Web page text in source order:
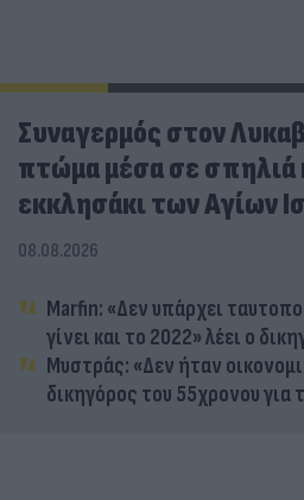
Συναγερμός στον
πτώμα μέσα σε σπηλιά
εκκλησάκι των Αγίων
08.08.2026
Marfin: «Δεν υπάρχει
γίνει και το 2022» λέει ο
Μυστράς: «Δεν ήταν
δικηγόρος του 55χρονου